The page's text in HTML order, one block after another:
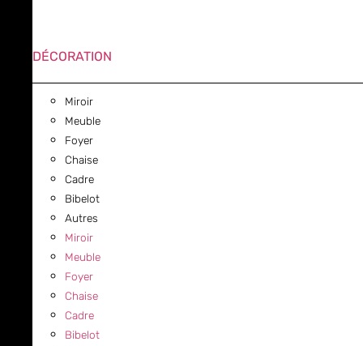
DÉCORATION
Miroir
Meuble
Foyer
Chaise
Cadre
Bibelot
Autres
Miroir
Meuble
Foyer
Chaise
Cadre
Bibelot